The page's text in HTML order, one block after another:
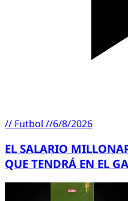
// Futbol //6/8/2026
EL SALARIO
QUE TENDRÁ EN EL